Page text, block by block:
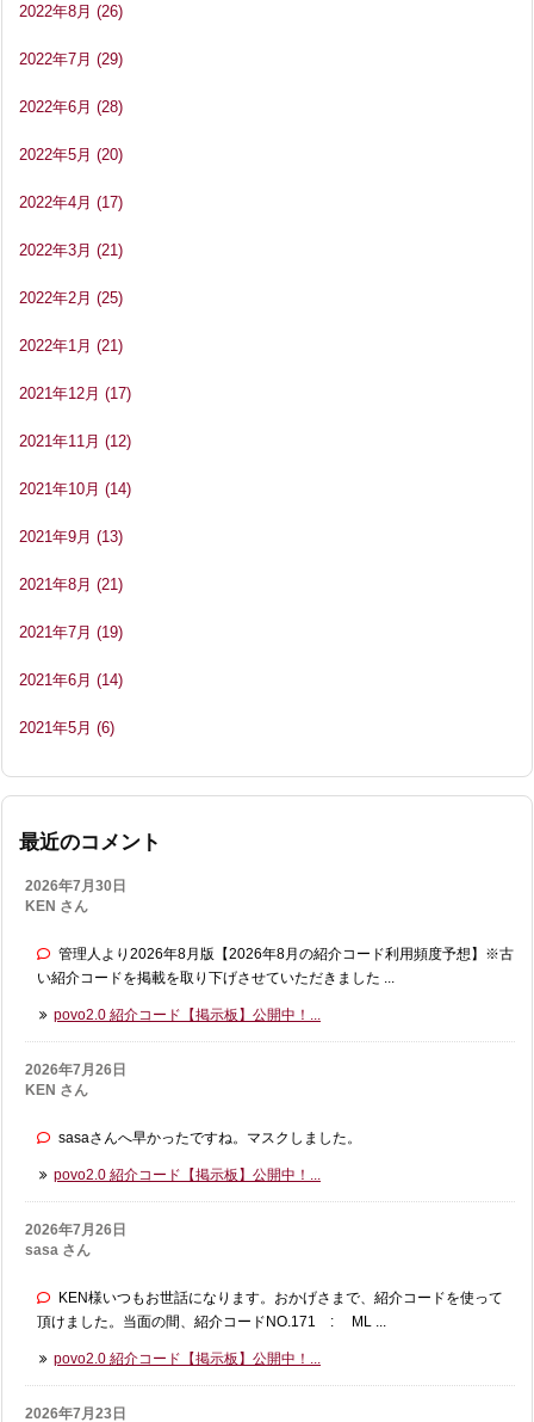
2022年8月 (26)
2022年7月 (29)
2022年6月 (28)
2022年5月 (20)
2022年4月 (17)
2022年3月 (21)
2022年2月 (25)
2022年1月 (21)
2021年12月 (17)
2021年11月 (12)
2021年10月 (14)
2021年9月 (13)
2021年8月 (21)
2021年7月 (19)
2021年6月 (14)
2021年5月 (6)
最近のコメント
2026年7月30日
KEN さん
管理人より2026年8月版【2026年8月の紹介コード利用頻度予想】※古
い紹介コードを掲載を取り下げさせていただきました ...
povo2.0 紹介コード【掲示板】公開中！...
2026年7月26日
KEN さん
sasaさんへ早かったですね。マスクしました。
povo2.0 紹介コード【掲示板】公開中！...
2026年7月26日
sasa さん
KEN様いつもお世話になります。おかげさまで、紹介コードを使って
頂けました。当面の間、紹介コードNO.171 : ML ...
povo2.0 紹介コード【掲示板】公開中！...
2026年7月23日